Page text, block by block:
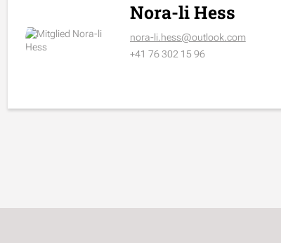
Nora-li Hess
nora-li.hess@outlook.com
+41 76 302 15 96